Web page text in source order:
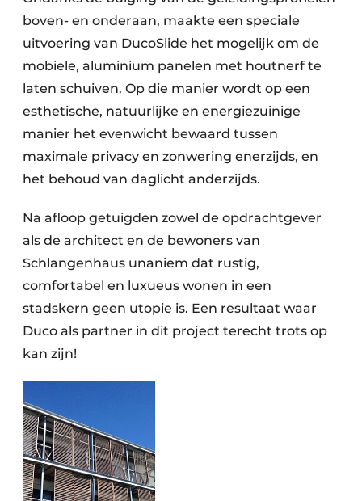
boven- en onderaan, maakte een speciale
uitvoering van DucoSlide het mogelijk om de
mobiele, aluminium panelen met houtnerf te
laten schuiven. Op die manier wordt op een
esthetische, natuurlijke en energiezuinige
manier het evenwicht bewaard tussen
maximale privacy en zonwering enerzijds, en
het behoud van daglicht anderzijds.
Na afloop getuigden zowel de opdrachtgever
als de architect en de bewoners van
Schlangenhaus unaniem dat rustig,
comfortabel en luxueus wonen in een
stadskern geen utopie is. Een resultaat waar
Duco als partner in dit project terecht trots op
kan zijn!